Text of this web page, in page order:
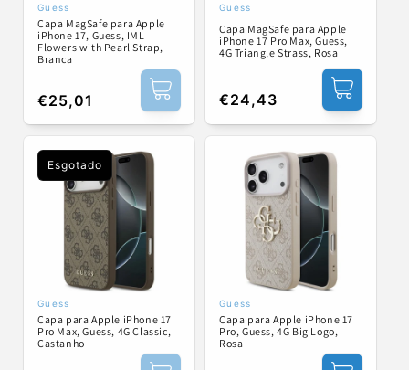
Fornecedor:
Guess
Capa MagSafe para Apple
iPhone 17, Guess, IML
Flowers with Pearl Strap,
Branca
Preço
normal
€25,01
Fornecedor:
Guess
Capa MagSafe para Apple
iPhone 17 Pro Max, Guess,
4G Triangle Strass, Rosa
Preço
normal
€24,43
Esgotado
Fornecedor:
Guess
Capa para Apple iPhone 17
Pro Max, Guess, 4G Classic,
Castanho
Fornecedor:
Guess
Capa para Apple iPhone 17
Pro, Guess, 4G Big Logo,
Rosa